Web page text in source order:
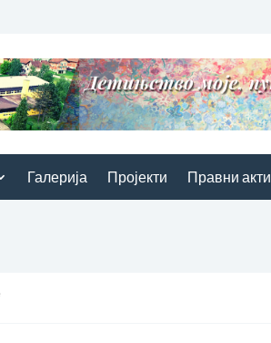
Галерија Пројекти Правни акти